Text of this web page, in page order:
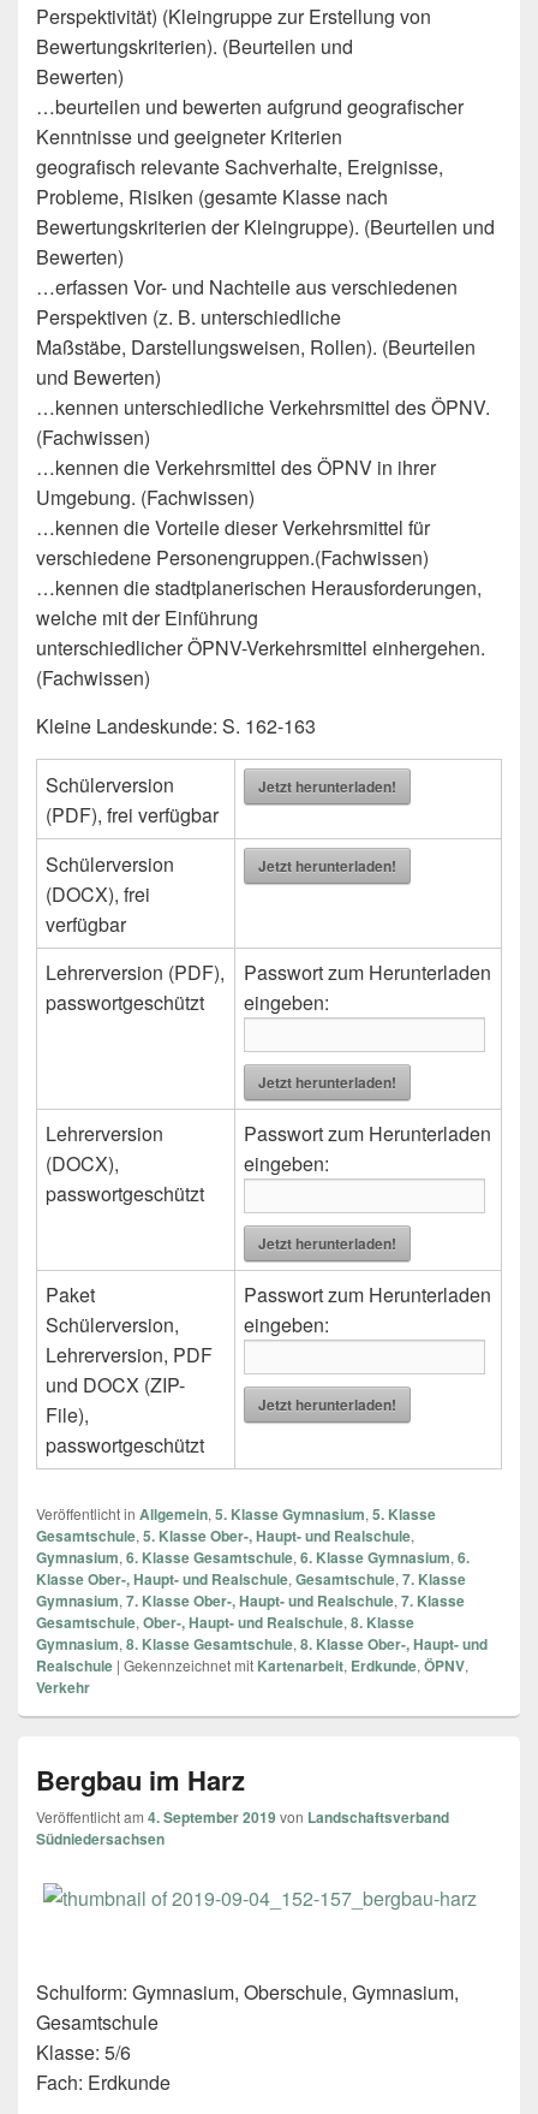
Perspektivität) (Kleingruppe zur Erstellung von
Bewertungskriterien). (Beurteilen und
Bewerten)
…beurteilen und bewerten aufgrund geografischer
Kenntnisse und geeigneter Kriterien
geografisch relevante Sachverhalte, Ereignisse,
Probleme, Risiken (gesamte Klasse nach
Bewertungskriterien der Kleingruppe). (Beurteilen und
Bewerten)
…erfassen Vor- und Nachteile aus verschiedenen
Perspektiven (z. B. unterschiedliche
Maßstäbe, Darstellungsweisen, Rollen). (Beurteilen
und Bewerten)
…kennen unterschiedliche Verkehrsmittel des ÖPNV.
(Fachwissen)
…kennen die Verkehrsmittel des ÖPNV in ihrer
Umgebung. (Fachwissen)
…kennen die Vorteile dieser Verkehrsmittel für
verschiedene Personengruppen.(Fachwissen)
…kennen die stadtplanerischen Herausforderungen,
welche mit der Einführung
unterschiedlicher ÖPNV-Verkehrsmittel einhergehen.
(Fachwissen)
Kleine Landeskunde: S. 162-163
Schülerversion
(PDF), frei verfügbar
Jetzt herunterladen!
Schülerversion
(DOCX), frei
verfügbar
Jetzt herunterladen!
Lehrerversion (PDF),
passwortgeschützt
Passwort zum Herunterladen
eingeben:
Jetzt herunterladen!
Lehrerversion
(DOCX),
passwortgeschützt
Passwort zum Herunterladen
eingeben:
Jetzt herunterladen!
Paket
Schülerversion,
Lehrerversion, PDF
und DOCX (ZIP-
File),
passwortgeschützt
Passwort zum Herunterladen
eingeben:
Jetzt herunterladen!
Veröffentlicht in Allgemein, 5. Klasse Gymnasium, 5. Klasse
Gesamtschule, 5. Klasse Ober-, Haupt- und Realschule,
Gymnasium, 6. Klasse Gesamtschule, 6. Klasse Gymnasium, 6.
Klasse Ober-, Haupt- und Realschule, Gesamtschule, 7. Klasse
Gymnasium, 7. Klasse Ober-, Haupt- und Realschule, 7. Klasse
Gesamtschule, Ober-, Haupt- und Realschule, 8. Klasse
Gymnasium, 8. Klasse Gesamtschule, 8. Klasse Ober-, Haupt- und
Realschule | Gekennzeichnet mit Kartenarbeit, Erdkunde, ÖPNV,
Verkehr
Bergbau im Harz
Veröffentlicht am 4. September 2019von Landschaftsverband
Südniedersachsen
Schulform: Gymnasium, Oberschule, Gymnasium,
Gesamtschule
Klasse: 5/6
Fach: Erdkunde